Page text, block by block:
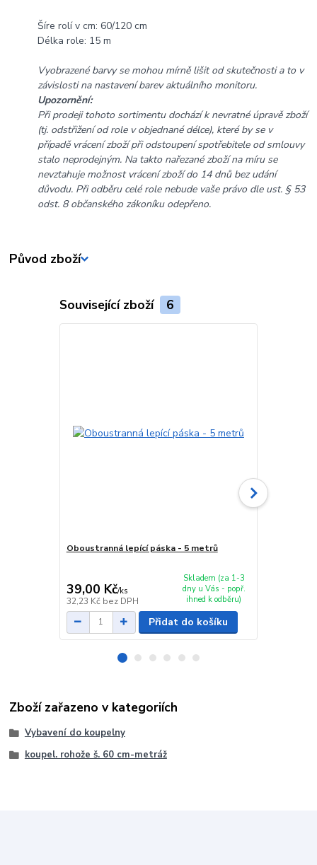
Šíre rolí v cm: 60/120 cm
Délka role: 15 m
Vyobrazené barvy se mohou mírně lišit od skutečnosti a to v
závislosti na nastavení barev aktuálního monitoru.
Upozornění:
Při prodeji tohoto sortimentu dochází k nevratné úpravě zboží
(tj. odstřižení od role v objednané délce), které by se v
případě vrácení zboží při odstoupení spotřebitele od smlouvy
stalo neprodejným. Na takto nařezané zboží na míru se
nevztahuje možnost vrácení zboží do 14 dnů bez udání
důvodu. Při odběru celé role nebude vaše právo dle ust. § 53
odst. 8 občanského zákoníku odepřeno.
Původ zboží
Související zboží 6
Oboustranná lepící páska - 5 metrů
39,00 Kč/ks
32,23 Kč bez DPH
Skladem (za 1-3
dny u Vás - popř.
ihned k odběru)
Přidat do košíku
Zboží zařazeno v kategoriích
Vybavení do koupelny
koupel. rohože š. 60 cm-metráž